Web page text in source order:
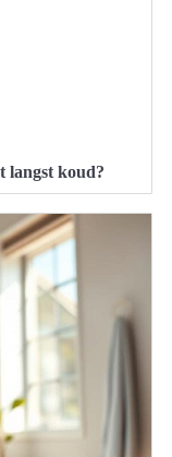
langst koud?